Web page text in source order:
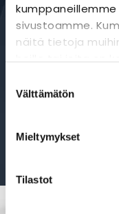
sivustoamme.
näitä tietoja
heille tai joita on
valinta
Välttämätön
Mieltymykset
Tilastot